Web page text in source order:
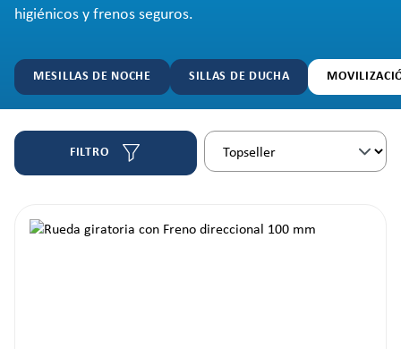
higiénicos y frenos seguros.
MESILLAS DE NOCHE SILLAS DE DUCHA
FILTRO